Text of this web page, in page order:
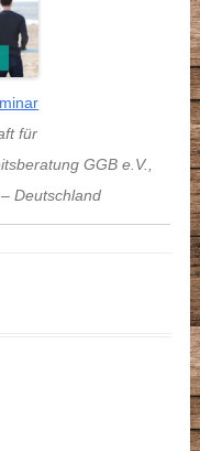
für
GGB e.V.,
–Deutschland